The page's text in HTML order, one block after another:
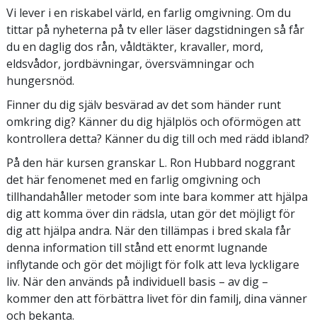
Vi lever i en riskabel värld, en farlig omgivning. Om du
tittar på nyheterna på tv eller läser dagstidningen så får
du en daglig dos rån, våldtäkter, kravaller, mord,
eldsvådor, jordbävningar, översvämningar och
hungersnöd.
Finner du dig själv besvärad av det som händer runt
omkring dig? Känner du dig hjälplös och oförmögen att
kontrollera detta? Känner du dig till och med rädd ibland?
På den här kursen granskar L. Ron Hubbard noggrant
det här fenomenet med en farlig omgivning och
tillhandahåller metoder som inte bara kommer att hjälpa
dig att komma över din rädsla, utan gör det möjligt för
dig att hjälpa andra. När den tillämpas i bred skala får
denna information till stånd ett enormt lugnande
inflytande och gör det möjligt för folk att leva lyckligare
liv. När den används på individuell basis – av dig –
kommer den att förbättra livet för din familj, dina vänner
och bekanta.